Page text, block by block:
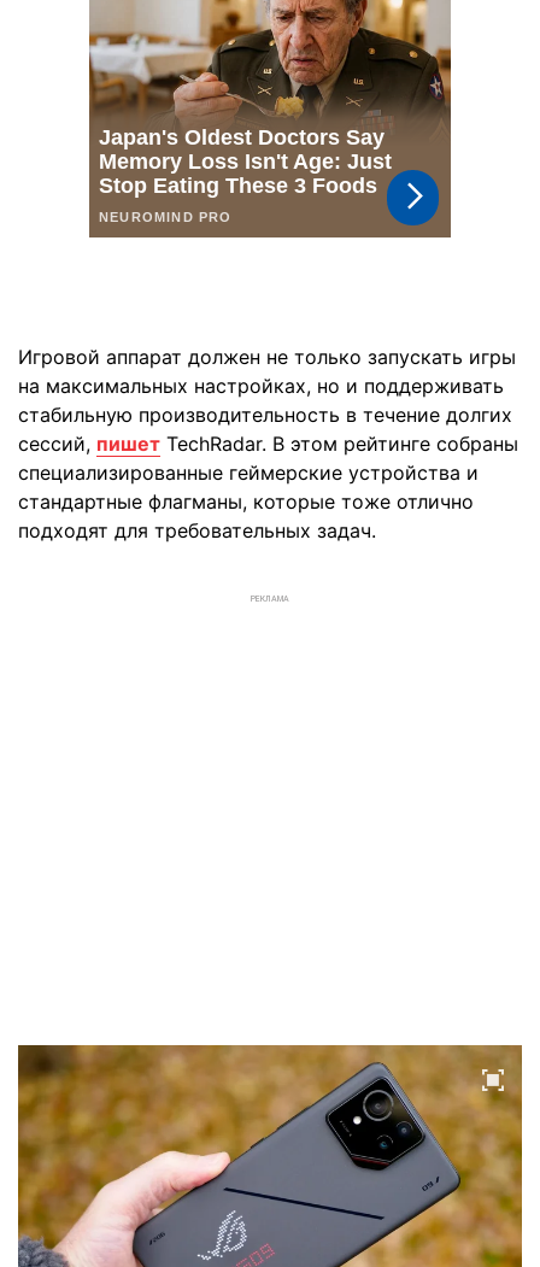
Игровой аппарат должен не только запускать игры
на максимальных настройках, но и поддерживать
стабильную производительность в течение долгих
сессий, пишет TechRadar. В этом рейтинге собраны
специализированные геймерские устройства и
стандартные флагманы, которые тоже отлично
подходят для требовательных задач.
РЕКЛАМА